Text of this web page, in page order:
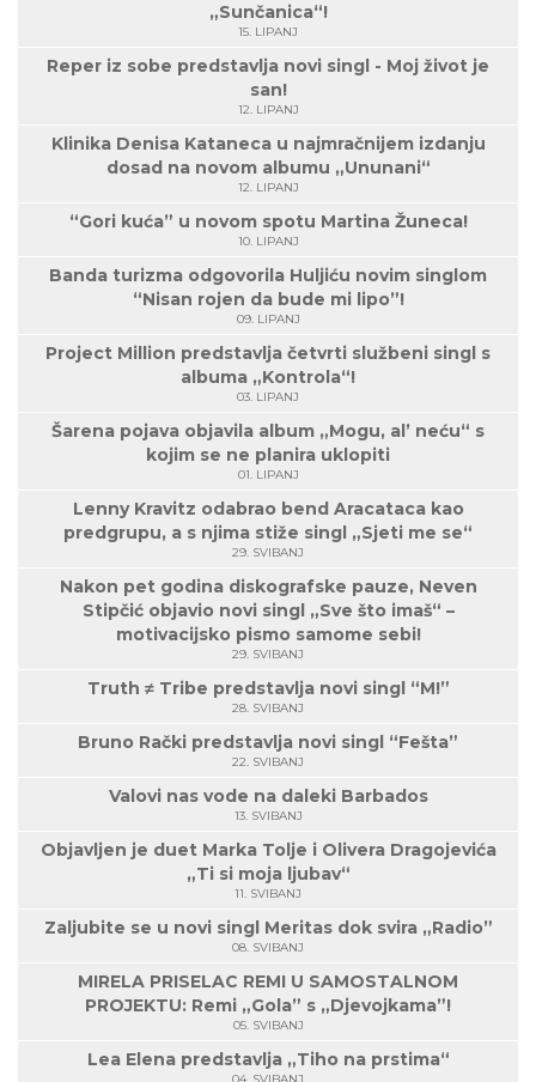
„Sunčanica“!
15. LIPANJ
Reper iz sobe predstavlja novi singl - Moj život je
san!
12. LIPANJ
Klinika Denisa Kataneca u najmračnijem izdanju
dosad na novom albumu „Ununani“
12. LIPANJ
“Gori kuća” u novom spotu Martina Žuneca!
10. LIPANJ
Banda turizma odgovorila Huljiću novim singlom
“Nisan rojen da bude mi lipo”!
09. LIPANJ
Project Million predstavlja četvrti službeni singl s
albuma „Kontrola“!
03. LIPANJ
Šarena pojava objavila album „Mogu, al’ neću“ s
kojim se ne planira uklopiti
01. LIPANJ
Lenny Kravitz odabrao bend Aracataca kao
predgrupu, a s njima stiže singl „Sjeti me se“
29. SVIBANJ
Nakon pet godina diskografske pauze, Neven
Stipčić objavio novi singl „Sve što imaš“ –
motivacijsko pismo samome sebi!
29. SVIBANJ
Truth ≠ Tribe predstavlja novi singl “M!”
28. SVIBANJ
Bruno Rački predstavlja novi singl “Fešta”
22. SVIBANJ
Valovi nas vode na daleki Barbados
13. SVIBANJ
Objavljen je duet Marka Tolje i Olivera Dragojevića
„Ti si moja ljubav“
11. SVIBANJ
Zaljubite se u novi singl Meritas dok svira „Radio”
08. SVIBANJ
MIRELA PRISELAC REMI U SAMOSTALNOM
PROJEKTU: Remi „Gola” s „Djevojkama”!
05. SVIBANJ
Lea Elena predstavlja „Tiho na prstima“